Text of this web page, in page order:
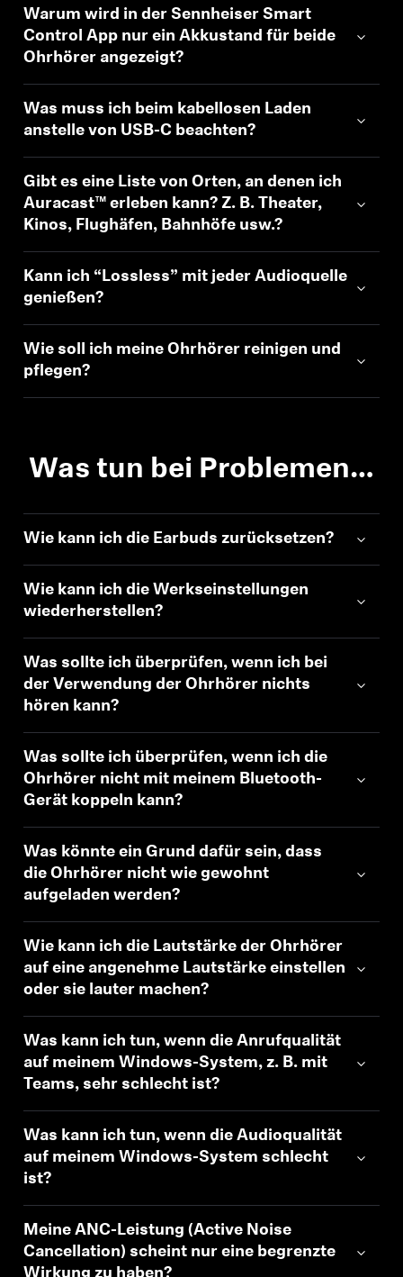
Warum wird in der Sennheiser Smart
Control App nur ein Akkustand für beide
Ohrhörer angezeigt?
Was muss ich beim kabellosen Laden
anstelle von USB-C beachten?
Gibt es eine Liste von Orten, an denen ich
Auracast™ erleben kann? Z. B. Theater,
Kinos, Flughäfen, Bahnhöfe usw.?
Kann ich “Lossless” mit jeder Audioquelle
genießen?
Wie soll ich meine Ohrhörer reinigen und
pflegen?
Was tun bei Problemen…
Wie kann ich die Earbuds zurücksetzen?
Wie kann ich die Werkseinstellungen
wiederherstellen?
Was sollte ich überprüfen, wenn ich bei
der Verwendung der Ohrhörer nichts
hören kann?
Was sollte ich überprüfen, wenn ich die
Ohrhörer nicht mit meinem Bluetooth-
Gerät koppeln kann?
Was könnte ein Grund dafür sein, dass
die Ohrhörer nicht wie gewohnt
aufgeladen werden?
Wie kann ich die Lautstärke der Ohrhörer
auf eine angenehme Lautstärke einstellen
oder sie lauter machen?
Was kann ich tun, wenn die Anrufqualität
auf meinem Windows-System, z. B. mit
Teams, sehr schlecht ist?
Was kann ich tun, wenn die Audioqualität
auf meinem Windows-System schlecht
ist?
Meine ANC-Leistung (Active Noise
Cancellation) scheint nur eine begrenzte
Anmeldung erforderlich
Melden Sie sich bei Ihrem Konto an, um
Ihre zuvor gespeicherten Artikel anzuzeigen.